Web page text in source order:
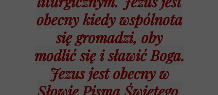
obecny kiedy wspólnota
się gromadzi, oby
modlić się i sławić Boga.
Jezus jest obecny w
Słowie Pisma Świętego.